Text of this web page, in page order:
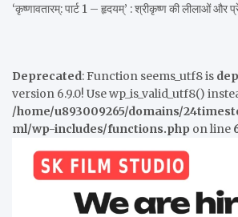
‘कृष्णावतारम्: पार्ट 1 – हृदयम्’ : श्रीकृष्ण की लीलाओं और
Deprecated: Function seems_utf8 is
version 6.9.0! Use wp_is_valid_utf8()
/home/u893009265/domains/
ml/wp-includes/functions.php on line